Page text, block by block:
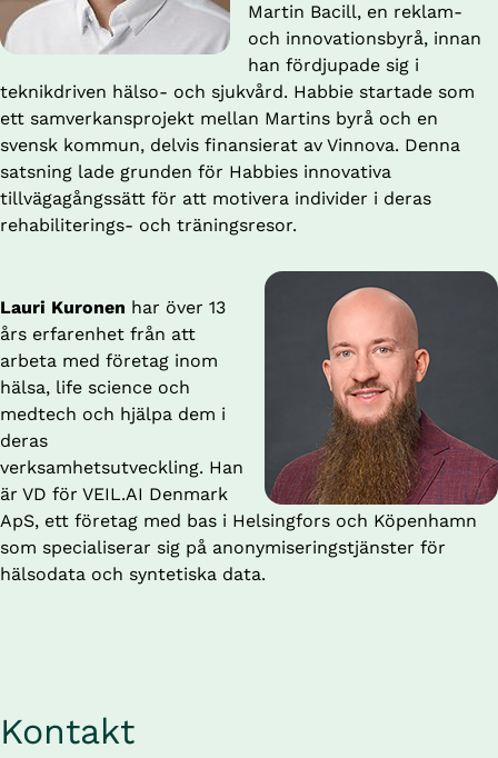
Martin Bacill, en reklam-
och innovationsbyrå, innan
han fördjupade sig i
teknikdriven hälso- och sjukvård. Habbie startade som
ett samverkansprojekt mellan Martins byrå och en
svensk kommun, delvis finansierat av Vinnova. Denna
satsning lade grunden för Habbies innovativa
tillvägagångssätt för att motivera individer i deras
rehabiliterings- och träningsresor.
Lauri Kuronen har över 13
års erfarenhet från att
arbeta med företag inom
hälsa, life science och
medtech och hjälpa dem i
deras
verksamhetsutveckling. Han
är VD för VEIL.AI Denmark
ApS, ett företag med bas i Helsingfors och Köpenhamn
som specialiserar sig på anonymiseringstjänster för
hälsodata och syntetiska data.
Kontakt